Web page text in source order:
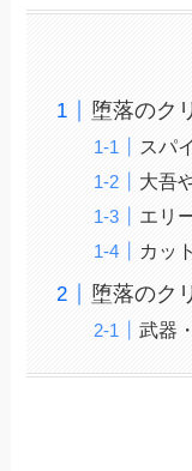
堕落のク
スパ
大吾
エリ
カッ
堕落のク
武器